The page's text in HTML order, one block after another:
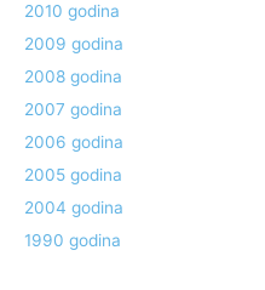
2010 godina
2009 godina
2008 godina
2007 godina
2006 godina
2005 godina
2004 godina
1990 godina